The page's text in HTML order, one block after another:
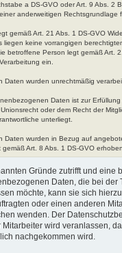
a DS-GVO oder Art. 9 Abs. 2
anderweitigen Rechtsgrundlage
gemäß Art. 21 Abs. 1 DS-GVO
liegen keine vorrangigen
betroffene Person legt gemäß Art.
ein.
Daten wurden unrechtmäßig
Daten ist zur Erfüllung
oder dem Recht der
unterliegt.
Daten wurden in Bezug auf
Art. 8 Abs. 1 DS-GVO
Gründe zutrifft und eine
Daten, die bei der
möchte, kann sie sich
oder einen anderen
wenden. Der
wird veranlassen,
nachgekommen wird.